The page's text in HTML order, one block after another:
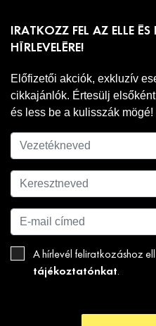
IRATKOZZ FEL AZ ELLE
HÍRLEVELÉRE!
Előfizetői akciók, exkluzív
cikkajánlók. Értesülj
és less be a kulisszák mögé!
A hírlevél feliratkozáshoz
tájékoztatónkat.